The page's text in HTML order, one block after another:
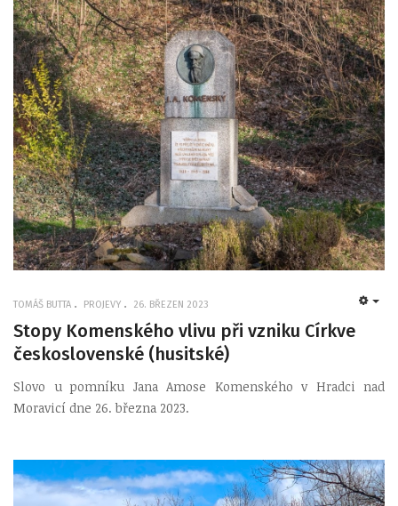
TOMÁŠ BUTTA PROJEVY 26. BŘEZEN 2023
Stopy Komenského vlivu při vzniku Církve
československé (husitské)
Slovo u pomníku Jana Amose Komenského v Hradci nad
Moravicí dne 26. března 2023.